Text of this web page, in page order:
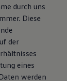
durch uns
Diese
der
eines
werden